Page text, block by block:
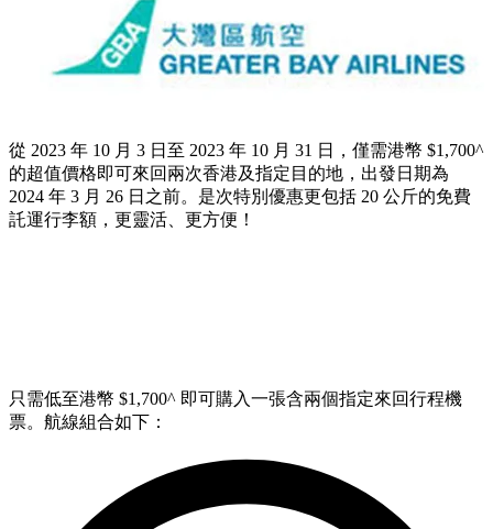
從 2023 年 10 月 3 日至 2023 年 10 月 31 日，僅需港幣 $1,700^
的超值價格即可來回兩次香港及指定目的地，出發日期為
2024 年 3 月 26 日之前。是次特別優惠更包括 20 公斤的免費
託運行李額，更靈活、更方便！
只需低至港幣 $1,700^ 即可購入一張含兩個指定來回行程機
票。航線組合如下：